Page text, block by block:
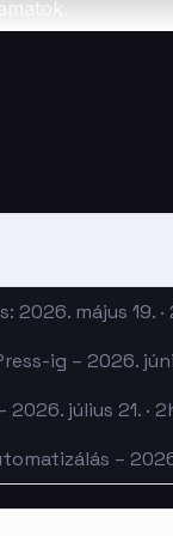
hogyan
valós
május 19. ·
ig – 2026.
július 21. ·
–